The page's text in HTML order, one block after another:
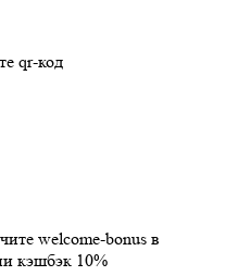
qr-код
welcome-bonus в
кэшбэк 10%